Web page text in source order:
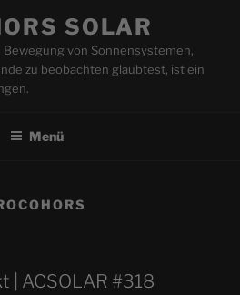
SOLAR
Bewegung von Sonnensystemen,
zu beobachten glaubtest, ist ein
Menü
| ACSOLAR #318